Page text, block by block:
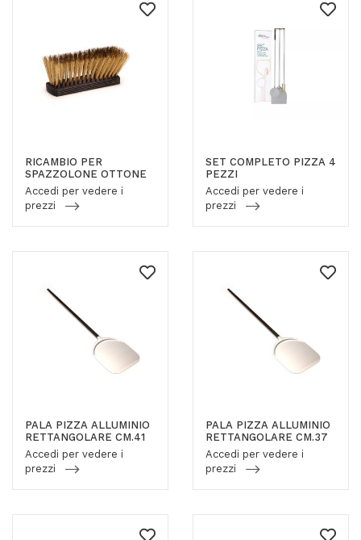
RICAMBIO PER
SPAZZOLONE OTTONE
Accedi per vedere i
prezzi
SET COMPLETO PIZZA 4
PEZZI
Accedi per vedere i
prezzi
PALA PIZZA ALLUMINIO
RETTANGOLARE CM.41
Accedi per vedere i
prezzi
PALA PIZZA ALLUMINIO
RETTANGOLARE CM.37
Accedi per vedere i
prezzi